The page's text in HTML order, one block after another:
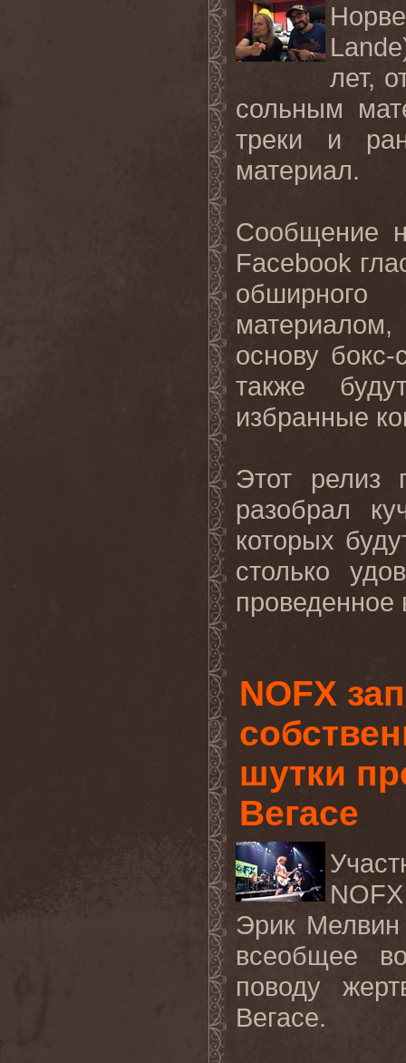
Lande
лет,
сольным
треки и
материал.
Сообщение
Facebook
основу
также
избранные
Этот релиз
разобрал
которых
столько
NOFX
шутки
Вегасе
NOFX
Эрик
всеобщее
поводу
Вегасе.